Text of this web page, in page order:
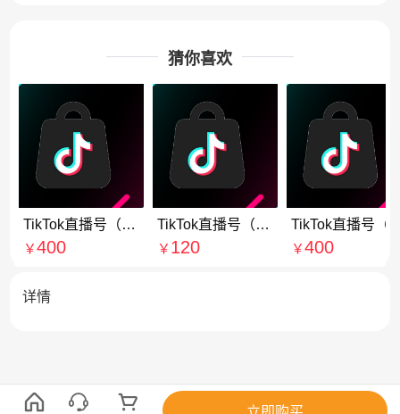
猜你喜欢
TikTok直播号（美国）
￥400
TikTok直播号（东南亚）
￥ 120
￥400
详情